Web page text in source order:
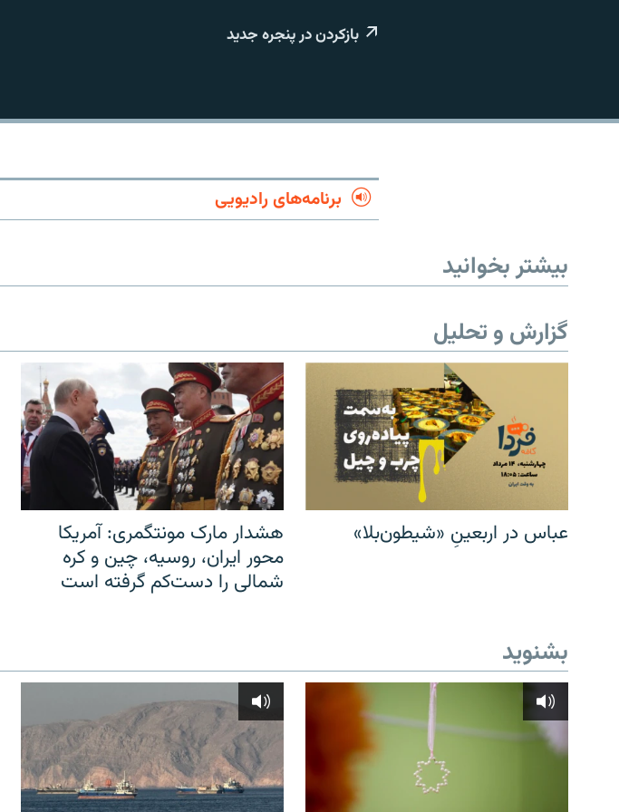
بازکردن در پنجره جدید
برنامه‌های رادیویی
بیشتر بخوانید
گزارش و تحلیل
عباس در اربعینِ «شیطون‌بلا»
هشدار مارک مونتگمری: آمریکا
محور ایران، روسیه، چین و کره
شمالی را دست‌کم گرفته است
بشنوید